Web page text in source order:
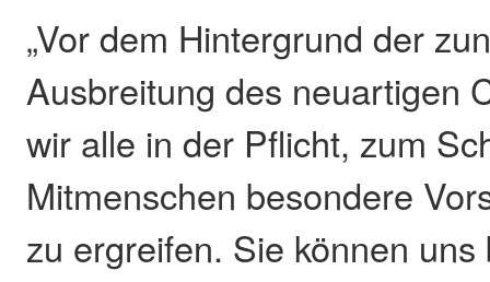
„Vor dem Hintergrund der
Ausbreitung des neuartigen
wir alle in der Pflicht, zum
Mitmenschen besondere
zu ergreifen. Sie können